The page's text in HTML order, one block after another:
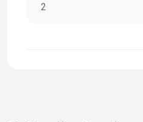
2